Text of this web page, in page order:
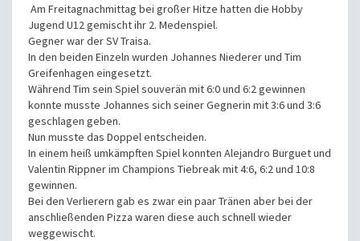
Am Freitagnachmittag bei großer Hitze hatten die Hobby
Jugend U12 gemischt ihr 2. Medenspiel.
Gegner war der SV Traisa.
In den beiden Einzeln wurden Johannes Niederer und Tim
Greifenhagen eingesetzt.
Während Tim sein Spiel souverän mit 6:0 und 6:2 gewinnen
konnte musste Johannes sich seiner Gegnerin mit 3:6 und 3:6
geschlagen geben.
Nun musste das Doppel entscheiden.
In einem heiß umkämpften Spiel konnten Alejandro Burguet und
Valentin Rippner im Champions Tiebreak mit 4:6, 6:2 und 10:8
gewinnen.
Bei den Verlierern gab es zwar ein paar Tränen aber bei der
anschließenden Pizza waren diese auch schnell wieder
weggewischt.